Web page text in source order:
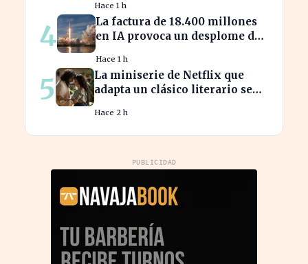
celulosa
Hace 1 h
4
La factura de 18.400 millones
en IA provoca un desplome del
Hace 1 h
5
La miniserie de Netflix que
adapta un clásico literario se
Hace 2 h
PUBLICIDAD